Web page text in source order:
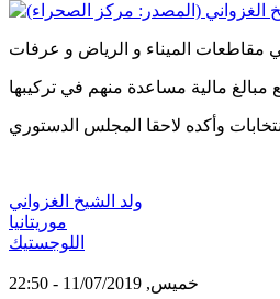
ولد الشيخ الغزواني
موريتانيا
اللوجستيك
خميس, 11/07/2019 - 22:50